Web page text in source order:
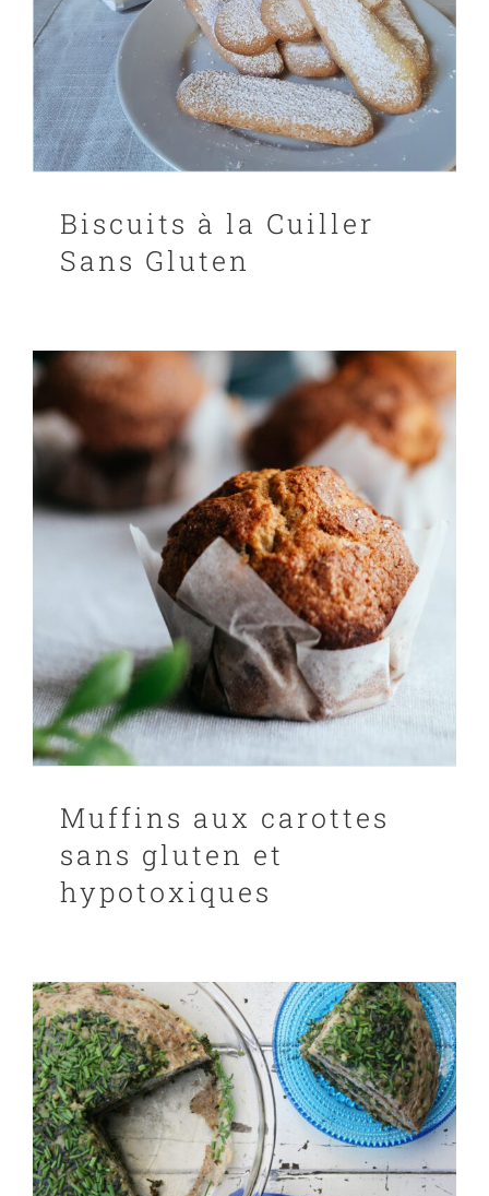
Biscuits à la Cuiller
Sans Gluten
Muffins aux carottes
sans gluten et
hypotoxiques